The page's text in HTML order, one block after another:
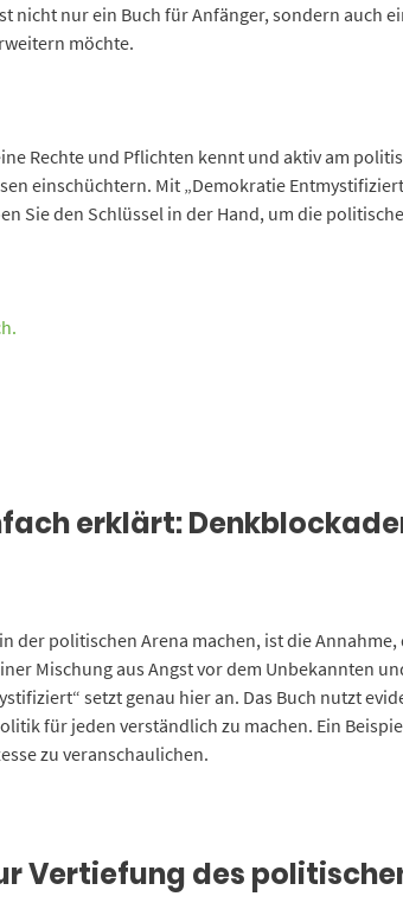
nicht nur ein Buch für Anfänger, sondern auch
möchte.
Rechte und Pflichten kennt und aktiv am
einschüchtern. Mit „Demokratie
Sie den Schlüssel in der Hand, um die
erklärt:
der politischen Arena machen, ist die
Mischung aus Angst vor dem Unbekannten
setzt genau hier an. Das Buch nutzt
für jeden verständlich zu machen. Ein
zu veranschaulichen.
Vertiefung des